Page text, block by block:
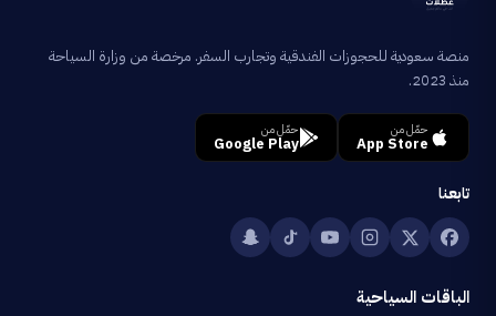
منصة سعودية للحجوزات الفندقية وتجارب السفر. مرخصة من وزارة السياحة
منذ 2023.
حمّل من
App Store
حمّل من
Google Play
تابعنا
الباقات السياحية